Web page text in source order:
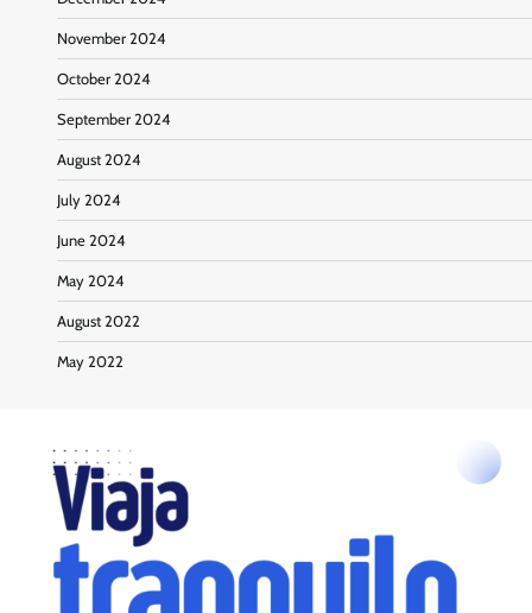
November 2024
October 2024
September 2024
August 2024
July 2024
June 2024
May 2024
August 2022
May 2022